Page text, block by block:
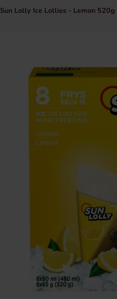
Sun Lolly Ice Lollies - Lemon 520g